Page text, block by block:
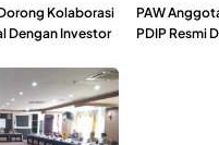
Kolaborasi
Dengan Investor
PAW
PDIP Resmi